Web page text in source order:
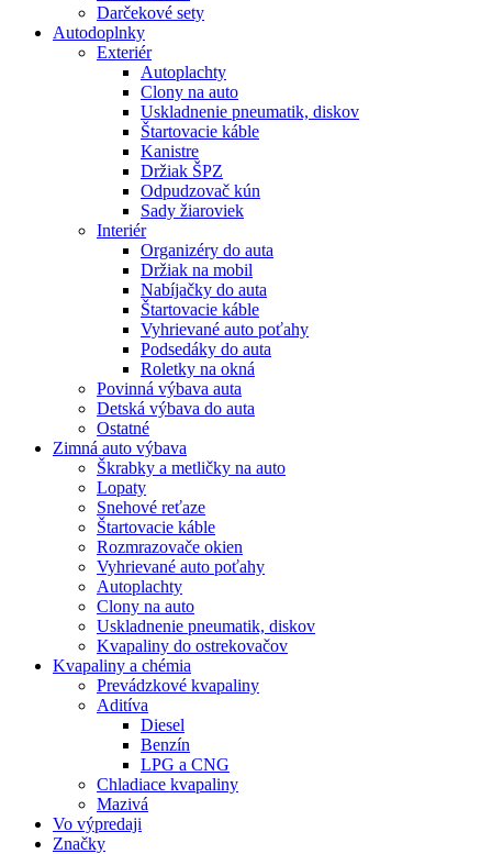
Darčekové sety
Autodoplnky
Exteriér
Autoplachty
Clony na auto
Uskladnenie pneumatik, diskov
Štartovacie káble
Kanistre
Držiak ŠPZ
Odpudzovač kún
Sady žiaroviek
Interiér
Organizéry do auta
Držiak na mobil
Nabíjačky do auta
Štartovacie káble
Vyhrievané auto poťahy
Podsedáky do auta
Roletky na okná
Povinná výbava auta
Detská výbava do auta
Ostatné
Zimná auto výbava
Škrabky a metličky na auto
Lopaty
Snehové reťaze
Štartovacie káble
Rozmrazovače okien
Vyhrievané auto poťahy
Autoplachty
Clony na auto
Uskladnenie pneumatik, diskov
Kvapaliny do ostrekovačov
Kvapaliny a chémia
Prevádzkové kvapaliny
Aditíva
Diesel
Benzín
LPG a CNG
Chladiace kvapaliny
Mazivá
Vo výpredaji
Značky